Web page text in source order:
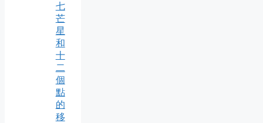
七
芒
星
和
十
二
個
點
的
移